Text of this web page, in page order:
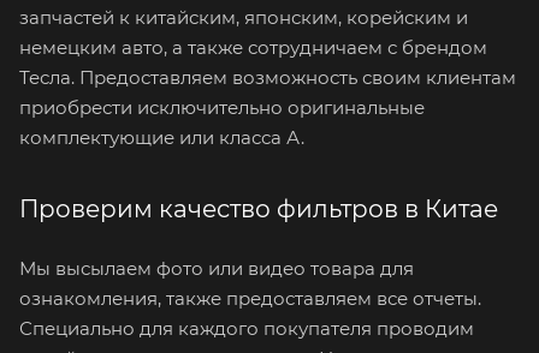
запчастей к китайским, японским, корейским и
немецким авто, а также сотрудничаем с брендом
Тесла. Предоставляем возможность своим клиентам
приобрести исключительно оригинальные
комплектующие или класса А.
Проверим качество фильтров в Китае
Мы высылаем фото или видео товара для
ознакомления, также предоставляем все отчеты.
Специально для каждого покупателя проводим